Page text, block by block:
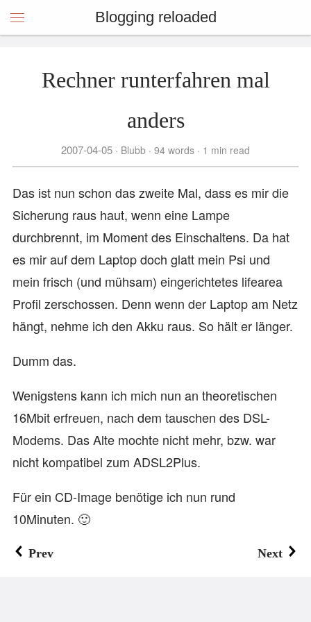
Blogging reloaded
Rechner runterfahren mal
anders
2007-04-05 Blubb 94 words 1 min read
Das ist nun schon das zweite Mal, dass es mir die
Sicherung raus haut, wenn eine Lampe
durchbrennt, im Moment des Einschaltens. Da hat
es mir auf dem Laptop doch glatt mein Psi und
mein frisch (und mühsam) eingerichtetes lifearea
Profil zerschossen. Denn wenn der Laptop am Netz
hängt, nehme ich den Akku raus. So hält er länger.
Dumm das.
Wenigstens kann ich mich nun an theoretischen
16Mbit erfreuen, nach dem tauschen des DSL-
Modems. Das Alte mochte nicht mehr, bzw. war
nicht kompatibel zum ADSL2Plus.
Für ein CD-Image benötige ich nun rund
10Minuten. 🙂
Prev Next